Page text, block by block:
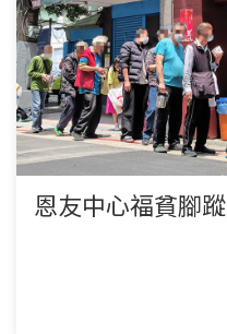
恩友中心福貧腳蹤